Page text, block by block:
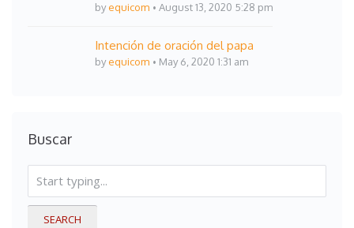
byequicom August 13, 2020 5:28 pm
Intención de oración del papa
byequicom May 6, 2020 1:31 am
Buscar
SEARCH